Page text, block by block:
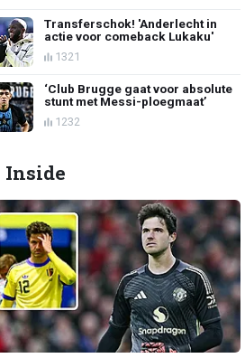
Transferschok! 'Anderlecht in
actie voor comeback Lukaku'
1321
‘Club Brugge gaat voor absolute
stunt met Messi-ploegmaat’
1232
Inside